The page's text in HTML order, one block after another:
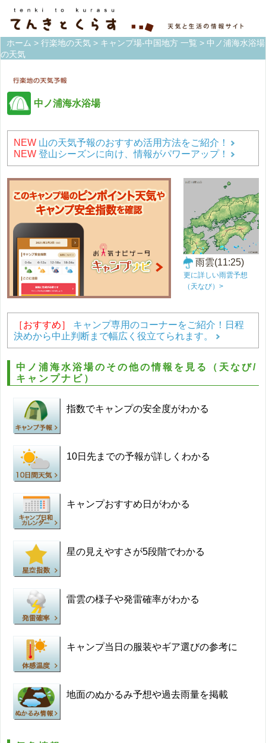
ホーム > 行楽地の天気 > キャンプ場-中国地方 一覧 > 中ノ浦海水浴場
の天気
中ノ浦海水浴場
NEW 山の天気予報のおすすめ活用方法をご紹介！
NEW 登山シーズンに向け、情報がパワーアップ！
雨雲(11:25)
更に詳しい雨雲予想
（天なび）>
［おすすめ］
キャンプ専用のコーナーをご紹介！日程
決めから中止判断まで幅広く役立てられます。
中ノ浦海水浴場のその他の情報を見る（天なび/
キャンプナビ）
指数でキャンプの安全度がわかる
10日先までの予報が詳しくわかる
キャンプおすすめ日がわかる
星の見えやすさが5段階でわかる
雷雲の様子や発雷確率がわかる
キャンプ当日の服装やギア選びの参考に
地面のぬかるみ予想や過去雨量を掲載